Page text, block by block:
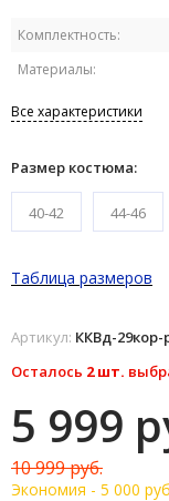
Комплектность:
Материалы:
Все характеристики
Размер костюма:
40-42 44-46
Таблица размеров
Артикул: ККВд-29кор-
Осталось 2 шт.
5 999
10 999 руб.
Экономия - 5 000